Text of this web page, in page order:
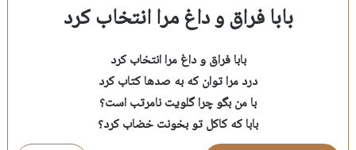
بابا فراق و داغ مرا انتخاب کرد
بابا فراق و داغ مرا انتخاب کرد
درد مرا توان که به صدها کتاب کرد
با من بگو چرا گلویت نامرتب است؟
بابا که کاکل تو بخونت خضاب کرد؟